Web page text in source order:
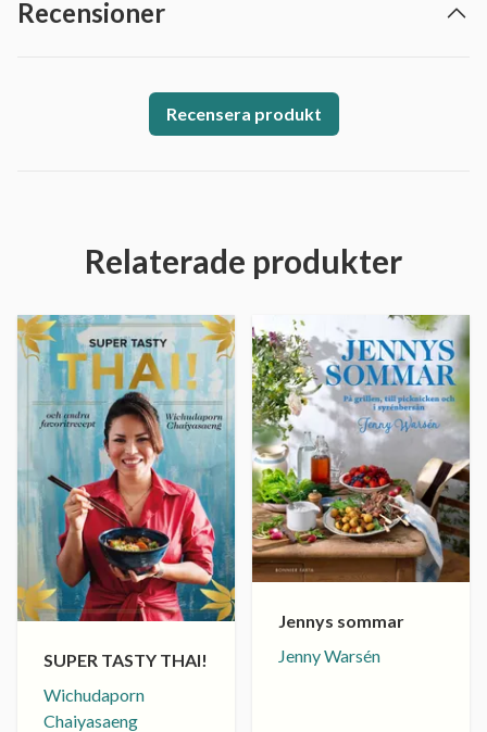
Recensioner
Recensera produkt
Relaterade produkter
SUPER TASTY THAI!
Wichudaporn
Chaiyasaeng
Jennys sommar
Jenny Warsén